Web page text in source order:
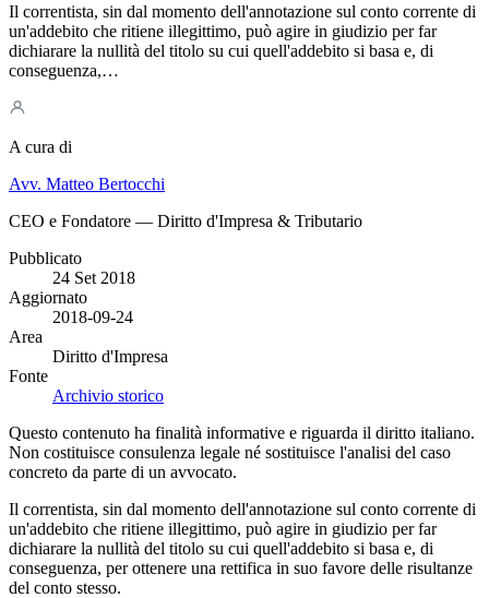
Il correntista, sin dal momento dell'annotazione sul conto corrente di
un'addebito che ritiene illegittimo, può agire in giudizio per far
dichiarare la nullità del titolo su cui quell'addebito si basa e, di
conseguenza,…
A cura di
Avv. Matteo Bertocchi
CEO e Fondatore — Diritto d'Impresa & Tributario
Pubblicato
24 Set 2018
Aggiornato
2018-09-24
Area
Diritto d'Impresa
Fonte
Archivio storico
Questo contenuto ha finalità informative e riguarda il diritto italiano.
Non costituisce consulenza legale né sostituisce l'analisi del caso
concreto da parte di un avvocato.
Il correntista, sin dal momento dell'annotazione sul conto corrente di
un'addebito che ritiene illegittimo, può agire in giudizio per far
dichiarare la nullità del titolo su cui quell'addebito si basa e, di
conseguenza, per ottenere una rettifica in suo favore delle risultanze
del conto stesso.